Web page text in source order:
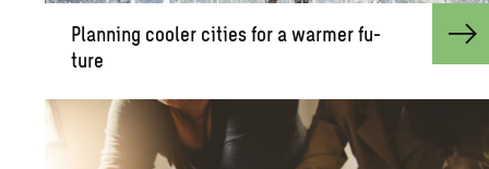
Plan­ning cooler cities for a warmer fu­
ture